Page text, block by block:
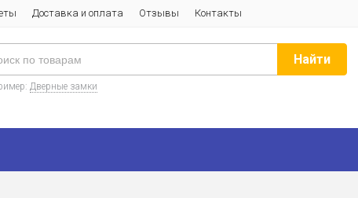
Доставка и оплата Отзывы Контакты
Найти
Дверные замки